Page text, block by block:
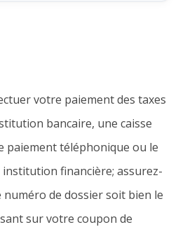
votre paiement des taxes
bancaire, une caisse
paiement téléphonique ou le
financière; assurez-
de dossier soit bien le
sur votre coupon de